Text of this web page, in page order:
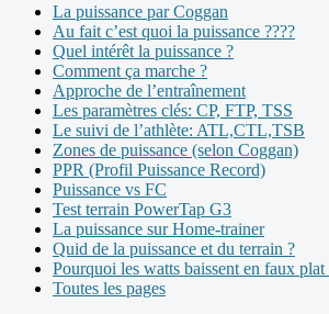
La puissance par Coggan
Au fait c’est quoi la puissance ????
Quel intérêt la puissance ?
Comment ça marche ?
Approche de l’entraînement
Les paramètres clés: CP, FTP, TSS
Le suivi de l’athlète: ATL,CTL,TSB
Zones de puissance (selon Coggan)
PPR (Profil Puissance Record)
Puissance vs FC
Test terrain PowerTap G3
La puissance sur Home-trainer
Quid de la puissance et du terrain ?
Pourquoi les watts baissent en faux plat
Toutes les pages